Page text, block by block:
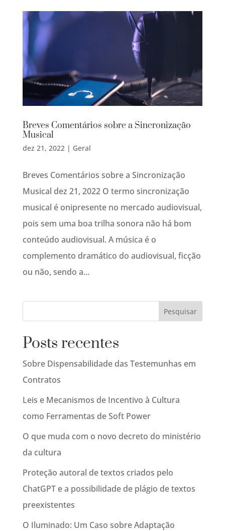
Breves Comentários sobre a Sincronização
Musical
dez 21, 2022 | Geral
Breves Comentários sobre a Sincronização
Musical dez 21, 2022 O termo sincronização
musical é onipresente no mercado audiovisual,
pois sem uma boa trilha sonora não há bom
conteúdo audiovisual. A música é o
complemento dramático do audiovisual, ficção
ou não, sendo a...
Posts recentes
Sobre Dispensabilidade das Testemunhas em
Contratos
Leis e Mecanismos de Incentivo à Cultura
como Ferramentas de Soft Power
O que muda com o novo decreto do ministério
da cultura
Proteção autoral de textos criados pelo
ChatGPT e a possibilidade de plágio de textos
preexistentes
O Iluminado: Um Caso sobre Adaptação